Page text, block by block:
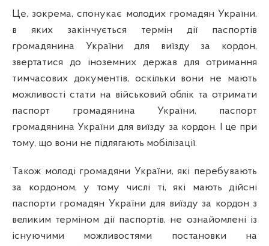
Це, зокрема, спонукає молодих громадян України,
в яких закінчується термін дії паспортів
громадянина України для виїзду за кордон,
звертатися до іноземних держав для отримання
тимчасових документів, оскільки вони не мають
можливості стати на військовий облік та отримати
паспорт громадянина України, паспорт
громадянина України для виїзду за кордон. І це при
тому, що вони не підлягають мобілізації.
Також молоді громадяни України, які перебувають
за кордоном, у тому числі ті, які мають дійсні
паспорти громадян України для виїзду за кордон з
великим терміном дії паспортів, не ознайомлені із
існуючими можливостями постановки на